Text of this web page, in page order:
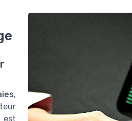
,
est